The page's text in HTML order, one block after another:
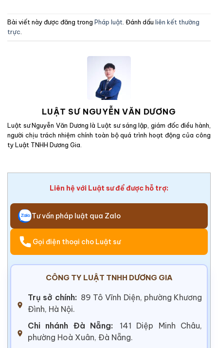
Bài viết này được đăng trong Pháp luật. Đánh dấu liên kết thường
trực.
LUẬT SƯ NGUYỄN VĂN DƯƠNG
Luật sư Nguyễn Văn Dương là Luật sư sáng lập, giám đốc điều hành,
người chịu trách nhiệm chính toàn bộ quá trình hoạt động của công
ty Luật TNHH Dương Gia.
Liên hệ với Luật sư để được hỗ trợ:
Tư vấn pháp luật qua Zalo
Gọi điện thoại cho Luật sư
CÔNG TY LUẬT TNHH DƯƠNG GIA
Trụ sở chính: 89 Tô Vĩnh Diện, phường Khương
Đình, Hà Nội.
Chi nhánh Đà Nẵng:
141 Diệp Minh Châu,
phường Hoà Xuân, Đà Nẵng.